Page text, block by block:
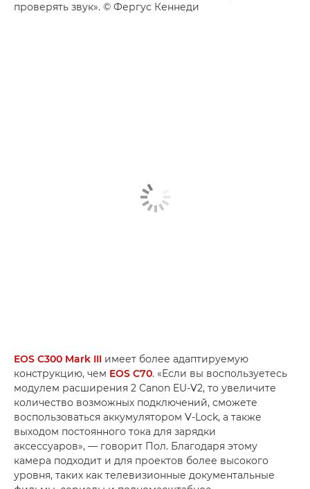
проверять звук». © Фергус Кеннеди
EOS C300 Mark III имеет более адаптируемую
конструкцию, чем EOS C70. «Если вы воспользуетесь
модулем расширения 2 Canon EU-V2, то увеличите
количество возможных подключений, сможете
воспользоваться аккумулятором V-Lock, а также
выходом постоянного тока для зарядки
аксессуаров», — говорит Пол. Благодаря этому
камера подходит и для проектов более высокого
уровня, таких как телевизионные документальные